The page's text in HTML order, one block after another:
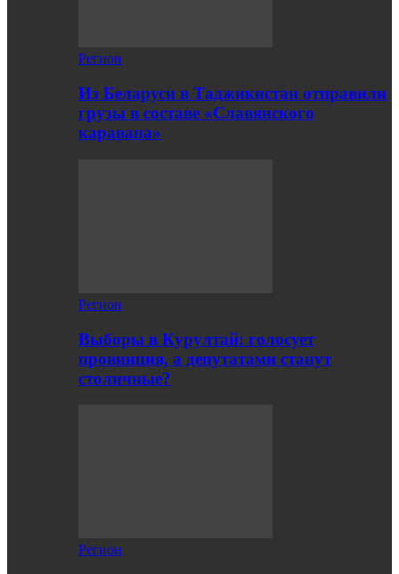
Регион
Из Беларуси в Таджикистан отправили
грузы в составе «Славянского
каравана»
Регион
Выборы в Курултай: голосует
провинция, а депутатами станут
столичные?
Регион